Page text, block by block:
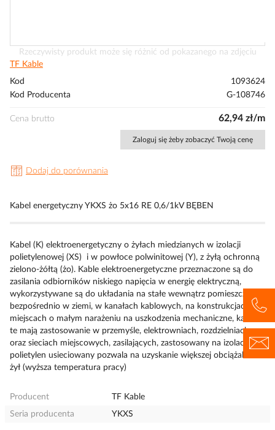
Przejdź
na
początek
Rzeczywisty produkt może się różnić od pokazanego na zdjęciu
TF Kable
Kod
1093624
Kod Producenta
G-108746
Cena brutto 62,94 zł/m
Zaloguj się żeby zobaczyć Twoją cenę
Dodaj do porównania
Kabel energetyczny YKXS żo 5x16 RE 0,6/1kV BĘBEN
Kabel (K) elektroenergetyczny o żyłach miedzianych w izolacji
polietylenowej (XS) i w powłoce polwinitowej (Y), z żyłą ochronną
zielono-żółtą (żo). Kable elektroenergetyczne przeznaczone są do
zasilania odbiorników niskiego napięcia w energię elektryczną,
wykorzystywane są do układania na stałe wewnątrz pomieszczeń,
bezpośrednio w ziemi, w kanałach kablowych, na konstrukcjach, w
miejscach o małym narażeniu na uszkodzenia mechaniczne, kable
te mają zastosowanie w przemyśle, elektrowniach, rozdzielniach
oraz sieciach miejscowych, zasilających, zastosowany na izolację żył
polietylen usieciowany pozwala na uzyskanie większej obciążalności
żył (wyższa temperatura pracy)
Producent
TF Kable
Seria producenta
YKXS